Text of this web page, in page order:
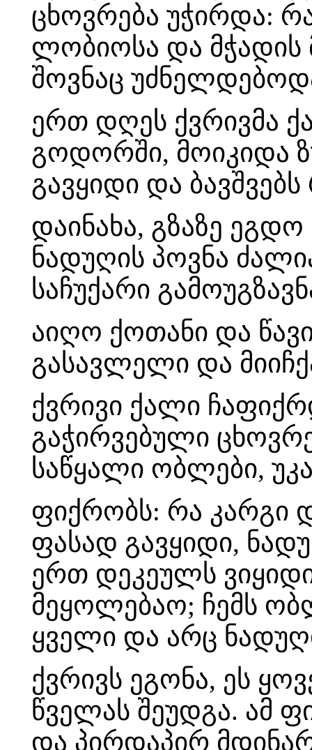
ცხოვრება უჭირდა:
ლობიოსა და მჭადის
შოვნაც
ერთ დღეს ქვრივმა
გოდორში, მოიკიდა
გავყიდი და
დაინახა, გზაზე
ნადუღის პოვნა
საჩუქარი
აიღო ქოთანი და
გასავლელი და
ქვრივი ქალი
გაჭირვებული
საწყალი ობლები,
ფიქრობს: რა კარგი
ფასად გავყიდი,
ერთ დეკეულს
მეყოლებაო; ჩემს
ყველი და არც
ქვრივს ეგონა, ეს
წველას შეუდგა. ამ
და პირდაპირ